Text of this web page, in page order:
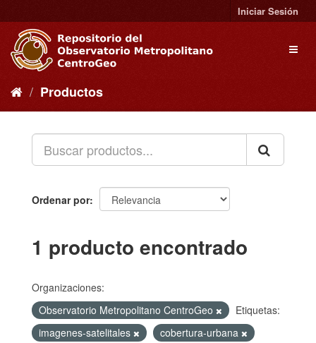
al
contenido
Iniciar Sesión
Productos
Ordenar por
1 producto encontrado
Organizaciones:
Observatorio Metropolitano CentroGeo
Etiquetas:
imagenes-satelitales
cobertura-urbana